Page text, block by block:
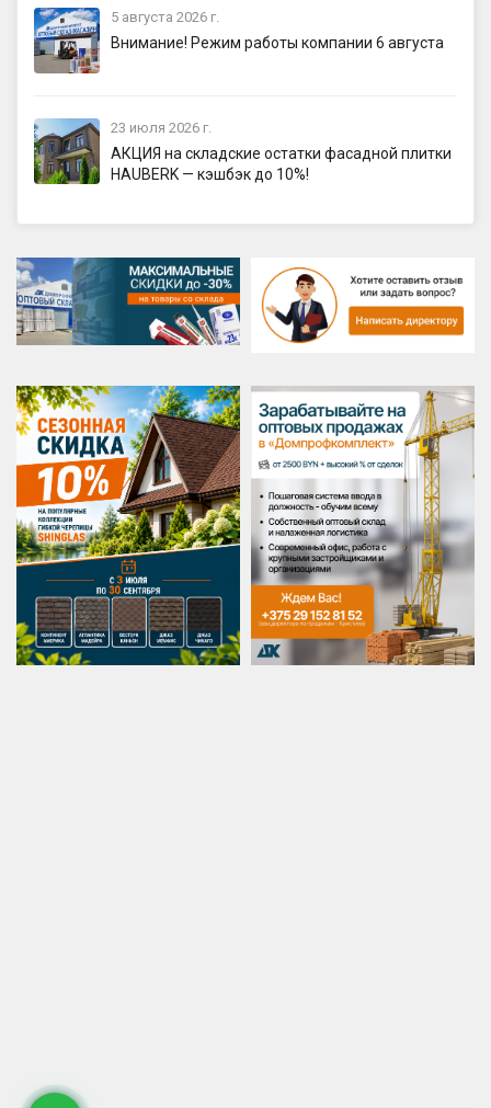
5 августа 2026 г.
Внимание! Режим работы компании 6 августа
23 июля 2026 г.
АКЦИЯ на складские остатки фасадной плитки
HAUBERK — кэшбэк до 10%!